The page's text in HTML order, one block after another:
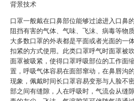
背景技术
口罩一般戴在口鼻部位能够过滤进入口鼻
阻挡有害的气体、气味、飞沫、病毒等物
大多数口罩的外表都是平面或者光面的一
扣紧的方式使用。此类口罩呼气时面罩被
面罩被吸紧，使得口罩呼吸部位的工作面
置，呼吸气体容易在面部窜动，在鼻唇沟
现象，佩戴时间长口罩容易变形与人脸不
部之间有缝隙，人在呼吸时，气流会从缝